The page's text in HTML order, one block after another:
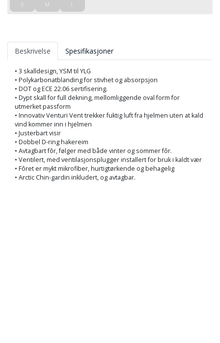
S M L
Beskrivelse Spesifikasjoner
• 3 skalldesign, YSM til YLG
• Polykarbonatblanding for stivhet og absorpsjon
• DOT og ECE 22.06 sertifisering.
• Dypt skall for full dekning, mellomliggende oval form for
utmerket passform
• Innovativ Venturi Vent trekker fuktig luft fra hjelmen uten at kald
vind kommer inn i hjelmen
• Justerbart visir
• Dobbel D-ring hakereim
• Avtagbart fôr, følger med både vinter og sommer fôr.
• Ventilert, med ventilasjonsplugger installert for bruk i kaldt vær
• Fôret er mykt mikrofiber, hurtigtørkende og behagelig
• Arctic Chin-gardin inkludert, og avtagbar.